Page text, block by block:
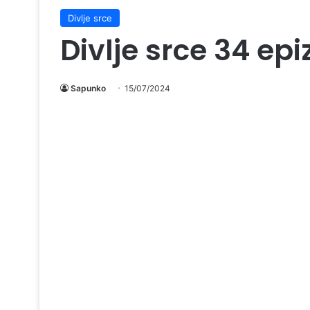
Divlje srce
Divlje srce 34
Sapunko 15/07/2024